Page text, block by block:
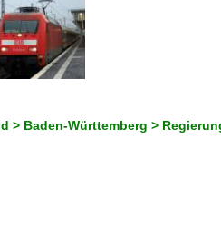
> Baden-Württemberg >